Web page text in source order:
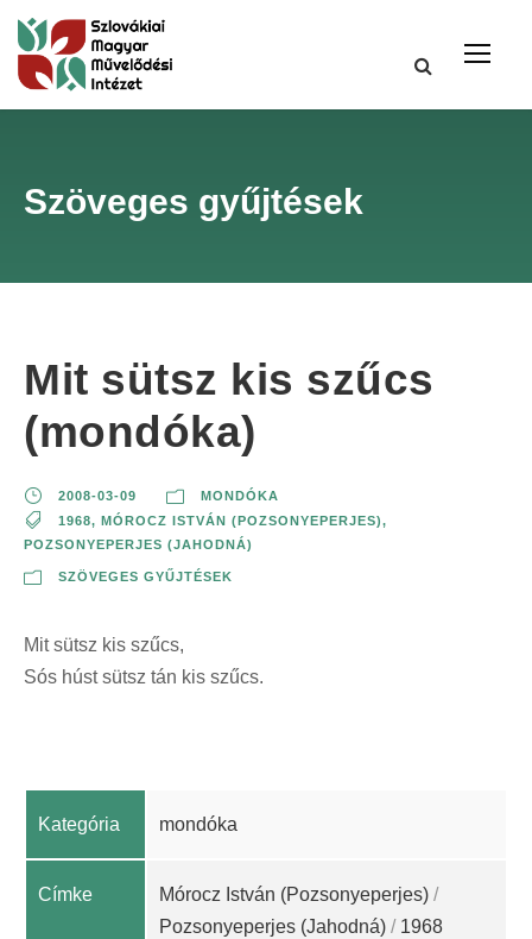
Szöveges gyűjtések
Mit sütsz kis szűcs
(mondóka)
2008-03-09
MONDÓKA
1968, MÓROCZ ISTVÁN (POZSONYEPERJES),
POZSONYEPERJES (JAHODNÁ)
SZÖVEGES GYŰJTÉSEK
Mit sütsz kis szűcs,
Sós húst sütsz tán kis szűcs.
Kategória mondóka
Címke Mórocz István (Pozsonyeperjes) /
Pozsonyeperjes (Jahodná) / 1968